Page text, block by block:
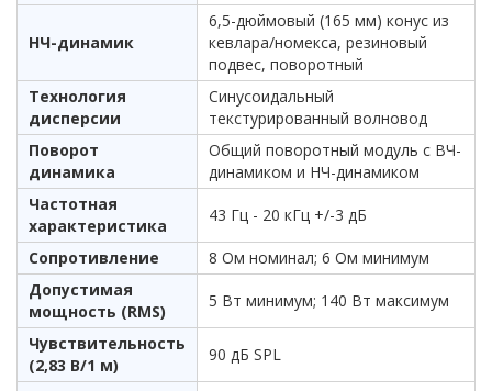
НЧ-динамик
6,5-дюймовый (165 мм) конус из
кевлара/номекса, резиновый
подвес, поворотный
Технология
дисперсии
Синусоидальный
текстурированный волновод
Поворот
динамика
Общий поворотный модуль с ВЧ-
динамиком и НЧ-динамиком
Частотная
характеристика
43 Гц - 20 кГц +/-3 дБ
Сопротивление
8 Ом номинал; 6 Ом минимум
Допустимая
мощность (RMS)
5 Вт минимум; 140 Вт максимум
Чувствительность
(2,83 В/1 м)
90 дБ SPL